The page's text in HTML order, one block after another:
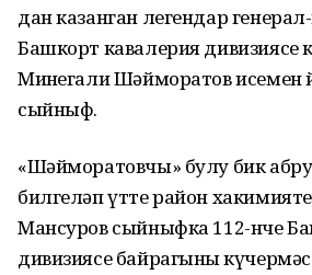
дан казанган легендар
Башкорт кавалерия
Миңнегали Шәйморатов исемен
сыйныф.
«Шәйморатовчы» булу бик
билгеләп үтте район
Мансуров сыйныфка 112-нче
дивизиясе байрагының